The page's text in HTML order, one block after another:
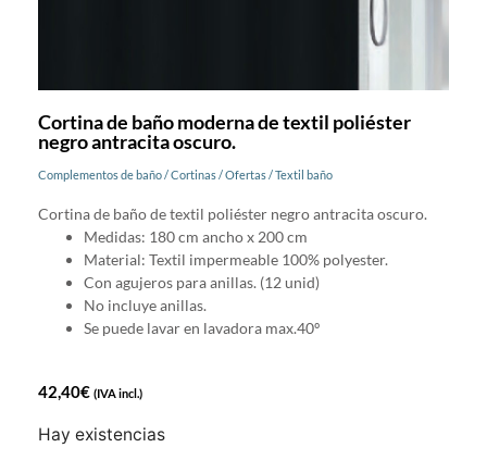
Cortina de baño moderna de textil poliéster
negro antracita oscuro.
Complementos de baño /Cortinas /Ofertas /Textil baño
Cortina de baño de textil poliéster negro antracita oscuro.
Medidas: 180 cm ancho x 200 cm
Material: Textil impermeable 100% polyester.
Con agujeros para anillas. (12 unid)
No incluye anillas.
Se puede lavar en lavadora max.40º
42,40€ (IVA incl.)
Hay existencias